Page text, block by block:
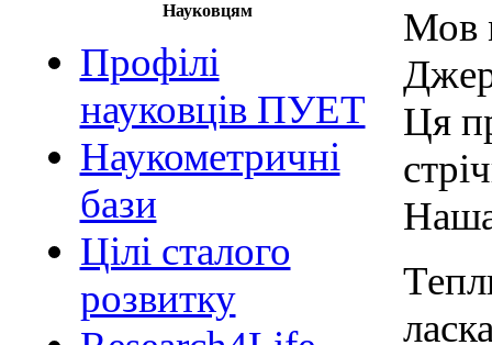
Науковцям
Профілі
науковців ПУЕТ
Наукометричні
бази
Цілі сталого
розвитку
Мов
Ця